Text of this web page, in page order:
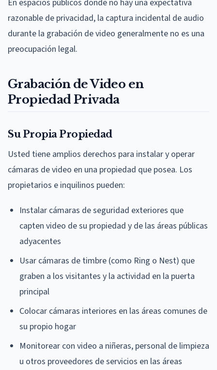
En espacios públicos donde no hay una expectativa
razonable de privacidad, la captura incidental de audio
durante la grabación de video generalmente no es una
preocupación legal.
Grabación de Video en
Propiedad Privada
Su Propia Propiedad
Usted tiene amplios derechos para instalar y operar
cámaras de video en una propiedad que posea. Los
propietarios e inquilinos pueden:
Instalar cámaras de seguridad exteriores que
capten video de su propiedad y de las áreas públicas
adyacentes
Usar cámaras de timbre (como Ring o Nest) que
graben a los visitantes y la actividad en la puerta
principal
Colocar cámaras interiores en las áreas comunes de
su propio hogar
Monitorear con video a niñeras, personal de limpieza
u otros proveedores de servicios en las áreas